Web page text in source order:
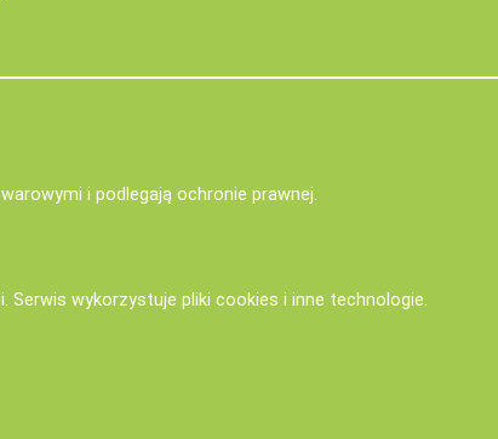
i podlegają ochronie prawnej.
. Serwis wykorzystuje pliki cookies i inne technologie.